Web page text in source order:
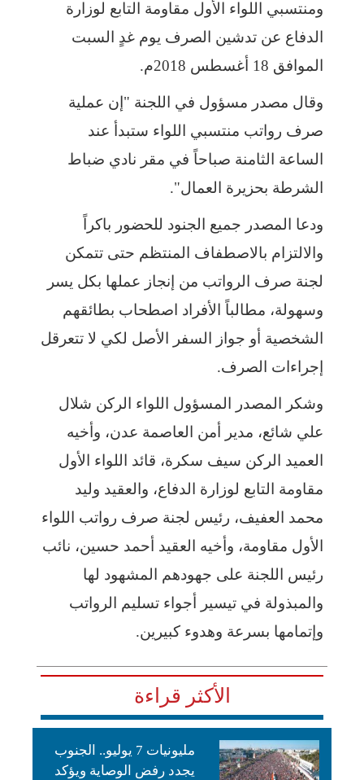
ومنتسبي اللواء الأول مقاومة التابع لوزارة
الدفاع عن تدشين الصرف يوم غدٍ السبت
الموافق 18 أغسطس 2018م.
وقال مصدر مسؤول في اللجنة "إن عملية
صرف رواتب منتسبي اللواء ستبدأ عند
الساعة الثامنة صباحاً في مقر نادي ضباط
الشرطة بحزيرة العمال".
ودعا المصدر جميع الجنود للحضور باكراً
والالتزام بالاصطفاف المنتظم حتى تتمكن
لجنة صرف الرواتب من إنجاز عملها بكل يسر
وسهولة، مطالباً الأفراد اصطحاب بطائقهم
الشخصية أو جواز السفر الأصل لكي لا تتعرقل
إجراءات الصرف.
وشكر المصدر المسؤول اللواء الركن شلال
علي شائع، مدير أمن العاصمة عدن، وأخيه
العميد الركن سيف سكرة، قائد اللواء الأول
مقاومة التابع لوزارة الدفاع، والعقيد وليد
محمد العفيف، رئيس لجنة صرف رواتب اللواء
الأول مقاومة، وأخيه العقيد أحمد حسين، نائب
رئيس اللجنة على جهودهم المشهود لها
والمبذولة في تيسير أجواء تسليم الرواتب
وإتمامها بسرعة وهدوء كبيرين.
الأكثر قراءة
مليونيات 7 يوليو.. الجنوب
يجدد رفض الوصاية ويؤكد